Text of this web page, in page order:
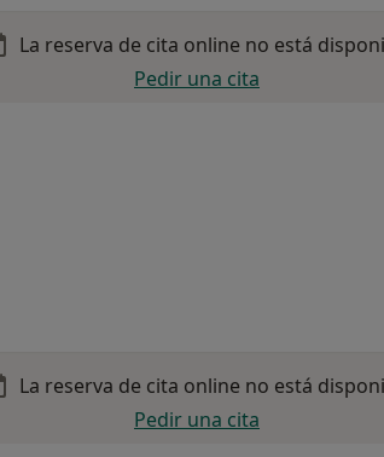
La reserva de cita online no está
Pedir una cita
La reserva de cita online no está
Pedir una cita